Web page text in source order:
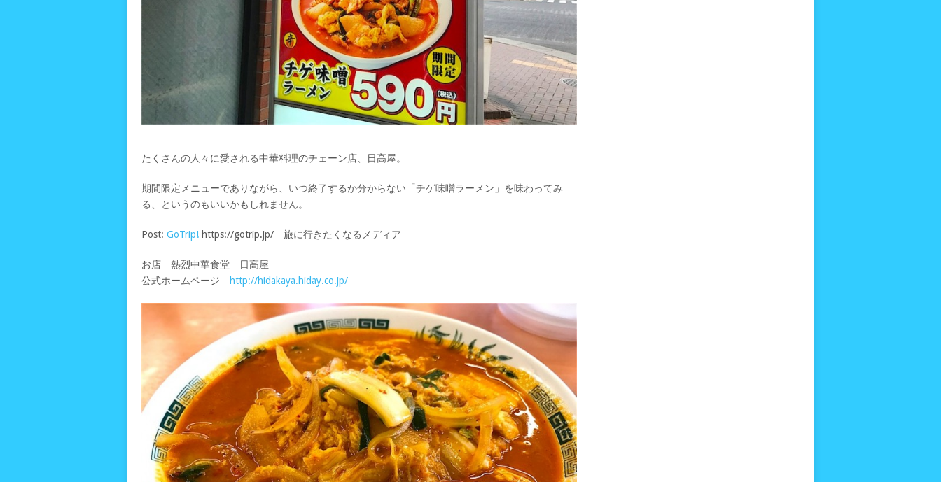
たくさんの人々に愛される中華料理のチェーン店、日高屋。
期間限定メニューでありながら、いつ終了するか分からない「チゲ味噌ラーメン」を味わってみ
る、というのもいいかもしれません。
Post: GoTrip! https://gotrip.jp/ 旅に行きたくなるメディア
お店 熱烈中華食堂 日高屋
公式ホームページ
http://hidakaya.hiday.co.jp/